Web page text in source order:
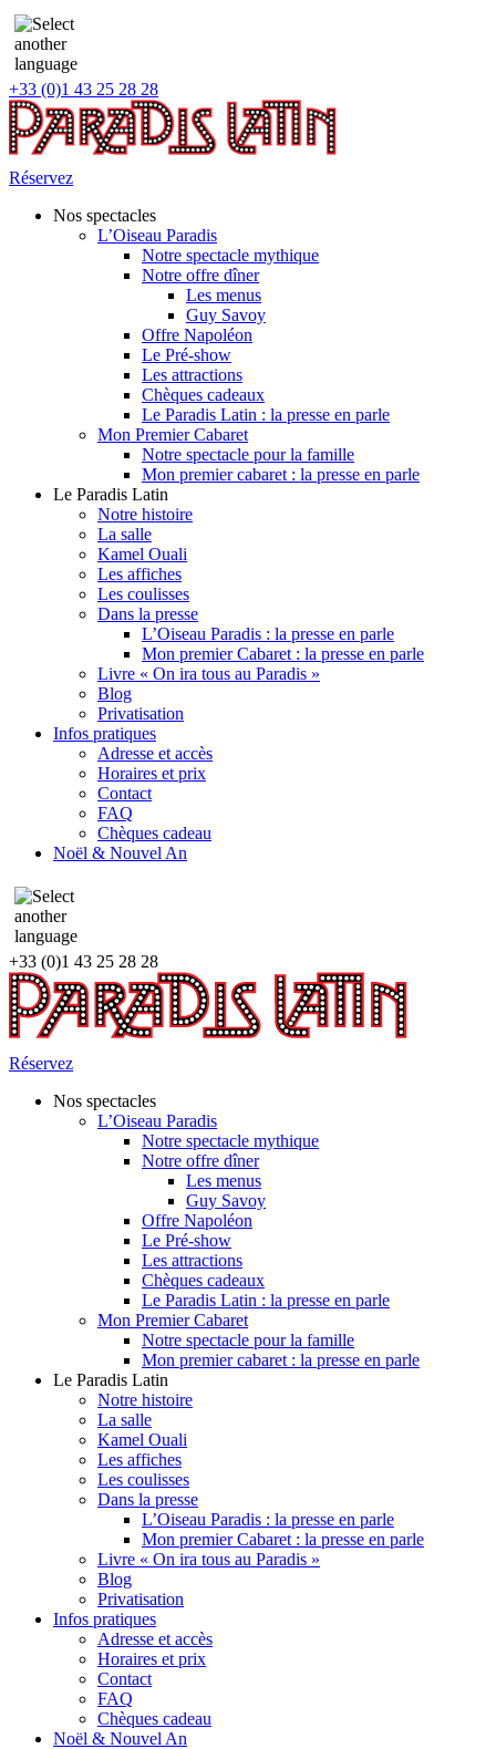
+33 (0)1 43 25 28 28
Réservez
Nos spectacles
L’Oiseau Paradis
Notre spectacle mythique
Notre offre dîner
Les menus
Guy Savoy
Offre Napoléon
Le Pré-show
Les attractions
Chèques cadeaux
Le Paradis Latin : la presse en parle
Mon Premier Cabaret
Notre spectacle pour la famille
Mon premier cabaret : la presse en parle
Le Paradis Latin
Notre histoire
La salle
Kamel Ouali
Les affiches
Les coulisses
Dans la presse
L’Oiseau Paradis : la presse en parle
Mon premier Cabaret : la presse en parle
Livre « On ira tous au Paradis »
Blog
Privatisation
Infos pratiques
Adresse et accès
Horaires et prix
Contact
FAQ
Chèques cadeau
Noël & Nouvel An
+33 (0)1 43 25 28 28
Réservez
Nos spectacles
L’Oiseau Paradis
Notre spectacle mythique
Notre offre dîner
Les menus
Guy Savoy
Offre Napoléon
Le Pré-show
Les attractions
Chèques cadeaux
Le Paradis Latin : la presse en parle
Mon Premier Cabaret
Notre spectacle pour la famille
Mon premier cabaret : la presse en parle
Le Paradis Latin
Notre histoire
La salle
Kamel Ouali
Les affiches
Les coulisses
Dans la presse
L’Oiseau Paradis : la presse en parle
Mon premier Cabaret : la presse en parle
Livre « On ira tous au Paradis »
Blog
Privatisation
Infos pratiques
Adresse et accès
Horaires et prix
Contact
FAQ
Chèques cadeau
Noël & Nouvel An